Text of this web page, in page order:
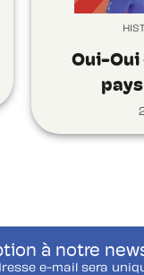
Oui-Oui
à notre
e-mail sera